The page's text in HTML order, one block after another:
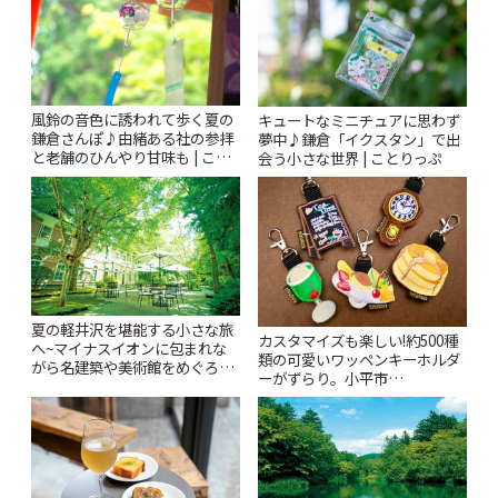
風鈴の音色に誘われて歩く夏の
鎌倉さんぽ♪由緒ある社の参拝
と老舗のひんやり甘味も | こと
りっぷ
キュートなミニチュアに思わず
夢中♪鎌倉「イクスタン」で出
会う小さな世界 | ことりっぷ
夏の軽井沢を堪能する小さな旅
へ~マイナスイオンに包まれな
がら名建築や美術館をめぐろう
カスタマイズも楽しい!約500種
類の可愛いワッペンキーホルダ
ーがずらり。小平市
「Kimamaya T&K」 | ことりっ
ぷ